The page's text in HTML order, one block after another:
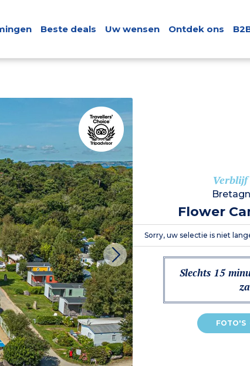
Beste deals Uw wensen Ontdek ons
Verblijf
Flower
Sorry, uw selectie is niet
Slechts 15
FOTO'S